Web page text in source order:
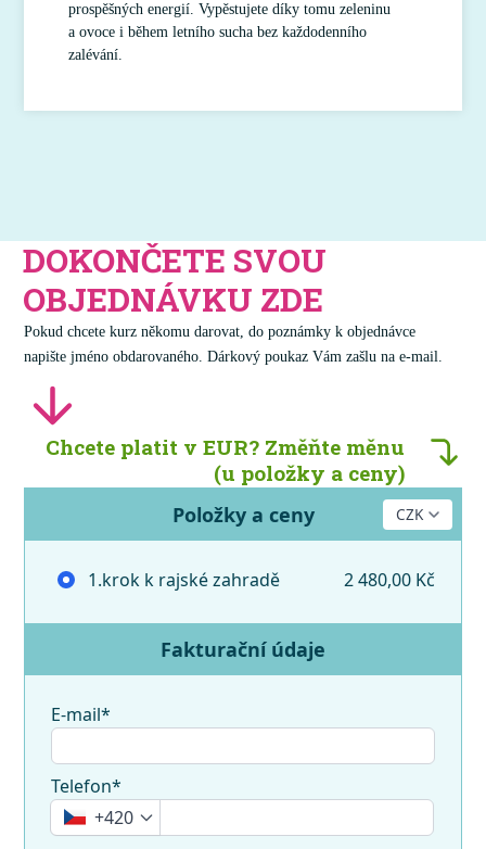
prospěšných energií. Vypěstujete díky tomu zeleninu
a ovoce i během letního sucha bez každodenního
zalévání.
DOKONČETE SVOU
OBJEDNÁVKU ZDE
Pokud chcete kurz někomu darovat, do poznámky k objednávce
napište jméno obdarovaného. Dárkový poukaz Vám zašlu na e-mail.
Chcete platit v EUR? Změňte měnu
(u položky a ceny)
Položky a ceny
1.krok k rajské zahradě 2 480,00 Kč
Fakturační údaje
E-mail*
Telefon*
+420